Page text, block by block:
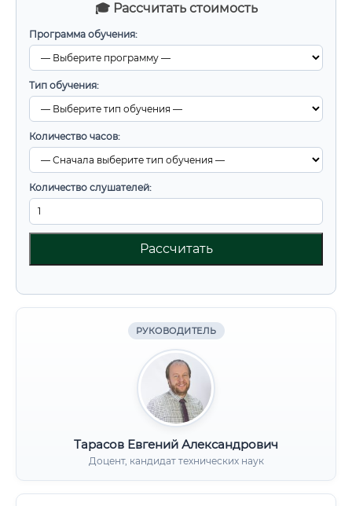
🎓 Рассчитать стоимость
Программа обучения:
Тип обучения:
Количество часов:
Количество слушателей:
Рассчитать
РУКОВОДИТЕЛЬ
Тарасов Евгений Александрович
Доцент, кандидат технических наук